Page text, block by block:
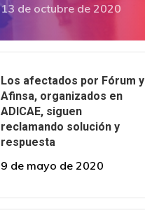
13 de octubre de 2020
Los afectados por Fórum y
Afinsa, organizados en
ADICAE, siguen
reclamando solución y
respuesta
9 de mayo de 2020